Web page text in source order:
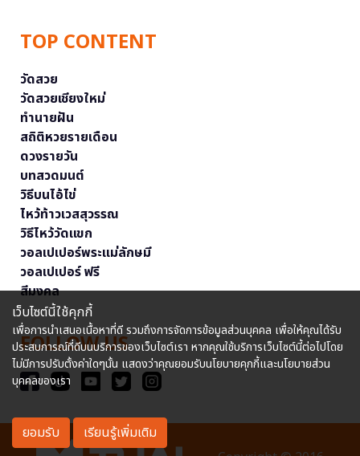
TOP CONTENT
วัดสวย
วัดสวยเชียงใหม่
ทำนายฝัน
สถิติหวยรายเดือน
ดวงรายวัน
บทสวดมนต์
วิธีบนไอ้ไข่
ไหว้ท้าวเวสสุวรรณ
วิธีไหว้วัดแขก
วอลเปเปอร์พระแม่ลักษมี
วอลเปเปอร์ ฟรี
สีมงคล
FOLLOW US
เว็บไซต์นี้ใช้คุกกี้
เพื่อการนำเสนอเนื้อหาที่ดี รวมถึงการจัดการข้อมูลส่วนบุคคล เพื่อให้คุณได้รับ
ประสบการณ์ที่ดีบนบริการของเว็บไซต์เรา หากคุณใช้บริการเว็บไซต์นี้ต่อไปโดย
ไม่มีการปรับตั้งค่าใดๆนั้น แสดงว่าคุณยอมรับนโยบายคุกกี้และนโยบายส่วน
บุคคลของเรา
ยอมรับ เรียนรู้เพิ่มเติม